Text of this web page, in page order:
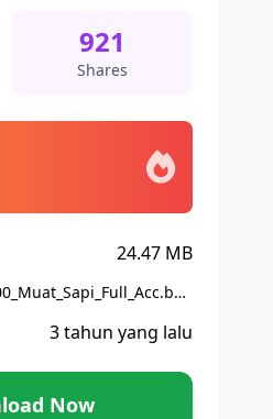
921
Shares
24.47 MB
Mitsubishi_L300_Muat_Sapi_Full_Acc.bussidmod
3 tahun yang lalu
Now